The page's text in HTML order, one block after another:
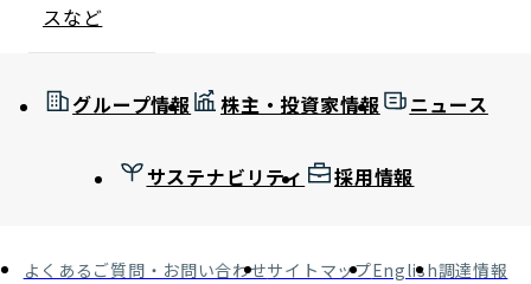
スなど
グループ情報 株主・投資家情報 ニュース
サステナビリティ 採用情報
よくあるご質問・お問い合わせサイトマップEnglish調達情報